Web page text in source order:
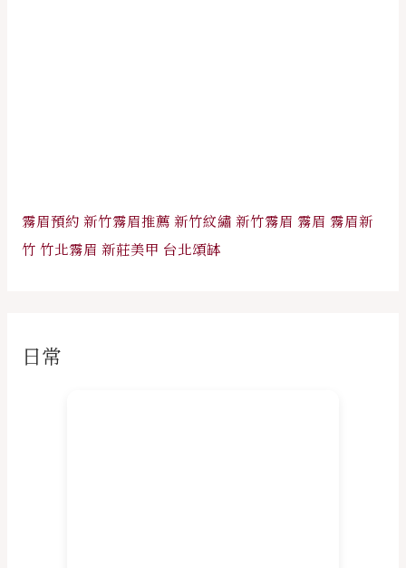
霧眉預約 新竹霧眉推薦 新竹紋繡 新竹霧眉 霧眉 霧眉新
竹 竹北霧眉 新莊美甲 台北頌缽
日常